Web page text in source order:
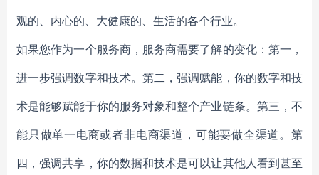
观的、内心的、大健康的、生活的各个行业。
如果您作为一个服务商，服务商需要了解的变化：第一，
进一步强调数字和技术。第二，强调赋能，你的数字和技
术是能够赋能于你的服务对象和整个产业链条。第三，不
能只做单一电商或者非电商渠道，可能要做全渠道。第
四，强调共享，你的数据和技术是可以让其他人看到甚至